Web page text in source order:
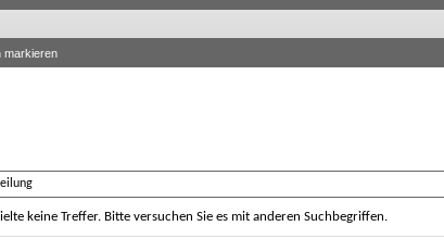
markieren
keine Treffer. Bitte versuchen Sie es mit anderen Suchbegriffen.